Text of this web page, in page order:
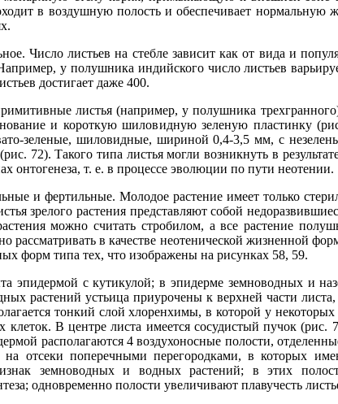
в воздушную полость и обеспечивает нормальную
Число листьев на стебле зависит как от вида и
у полушника индийского число листьев
достигает даже 400.
листья (например, у полушника
и короткую шиловидную зеленую пластинку
зеленые, шиловидные, шириной 0,4-3,5 мм, с
72). Такого типа листья могли возникнуть в
онтогенеза, т. е. в процессе эволюции по пути неотении.
и фертильные. Молодое растение имеет только
зрелого растения представляют собой
можно считать стробилом, а все растение
рассматривать в качестве неотенической жизненной
форм типа тех, что изображены на рисунках 58, 59.
эпидермой с кутикулой; в эпидерме земноводных и
растений устьица приурочены к верхней части
тонкий слой хлоренхимы, в которой у
клеток. В центре листа имеется сосудистый пучок (рис.
располагаются 4 воздухоносные полости,
отсеки поперечными перегородками, в которых
земноводных и водных растений; в этих
одновременно полости увеличивают плавучесть